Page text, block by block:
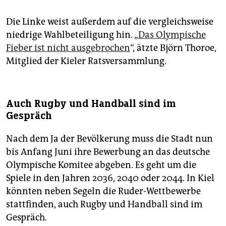
Die Linke weist außerdem auf die vergleichsweise
niedrige Wahlbeteiligung hin. „Das Olympische
Fieber ist nicht ausgebrochen“, ätzte Björn Thoroe,
Mitglied der Kieler Ratsversammlung.
Auch Rugby und Handball sind im
Gespräch
Nach dem Ja der Bevölkerung muss die Stadt nun
bis Anfang Juni ihre Bewerbung an das deutsche
Olympische Komitee abgeben. Es geht um die
Spiele in den Jahren 2036, 2040 oder 2044. In Kiel
könnten neben Segeln die Ruder-Wettbewerbe
stattfinden, auch Rugby und Handball sind im
Gespräch.